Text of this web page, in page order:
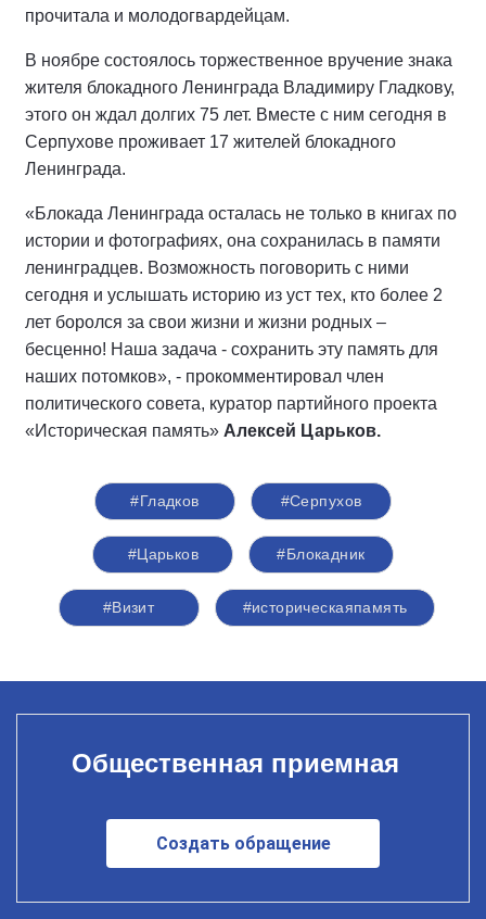
прочитала и молодогвардейцам.
В ноябре состоялось торжественное вручение знака
жителя блокадного Ленинграда Владимиру Гладкову,
этого он ждал долгих 75 лет. Вместе с ним сегодня в
Серпухове проживает 17 жителей блокадного
Ленинграда.
«Блокада Ленинграда осталась не только в книгах по
истории и фотографиях, она сохранилась в памяти
ленинградцев. Возможность поговорить с ними
сегодня и услышать историю из уст тех, кто более 2
лет боролся за свои жизни и жизни родных –
бесценно! Наша задача - сохранить эту память для
наших потомков», - прокомментировал член
политического совета, куратор партийного проекта
«Историческая память» Алексей Царьков.
#Гладков #Серпухов
#Царьков #Блокадник
#Визит #историческаяпамять
Общественная приемная
Создать обращение